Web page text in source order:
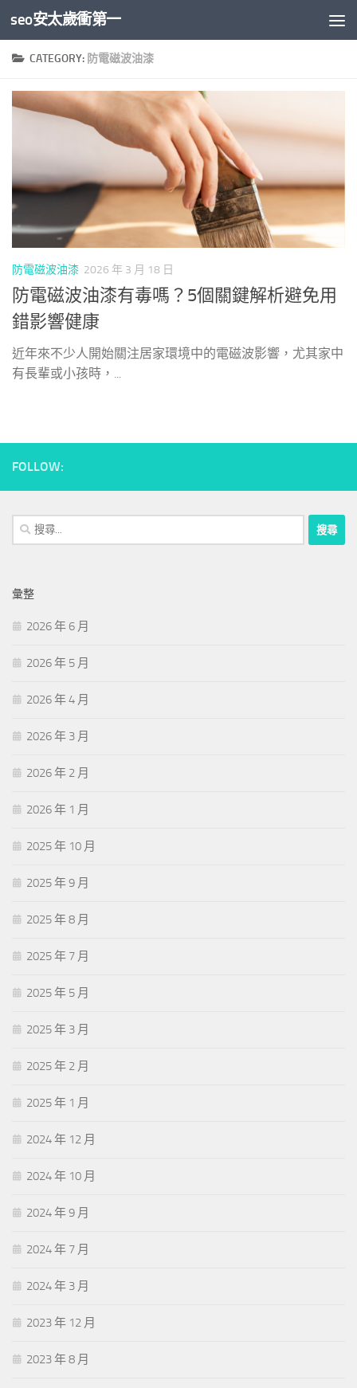
Skip to content
seo安太歲衝第一
CATEGORY: 防電磁波油漆
防電磁波油漆 2026 年 3 月 18 日
防電磁波油漆有毒嗎？5個關鍵解析避免用
錯影響健康
近年來不少人開始關注居家環境中的電磁波影響，尤其家中
有長輩或小孩時，...
FOLLOW:
搜
尋
字:
彙整
2026 年 6 月
2026 年 5 月
2026 年 4 月
2026 年 3 月
2026 年 2 月
2026 年 1 月
2025 年 10 月
2025 年 9 月
2025 年 8 月
2025 年 7 月
2025 年 5 月
2025 年 3 月
2025 年 2 月
2025 年 1 月
2024 年 12 月
2024 年 10 月
2024 年 9 月
2024 年 7 月
2024 年 3 月
2023 年 12 月
2023 年 8 月